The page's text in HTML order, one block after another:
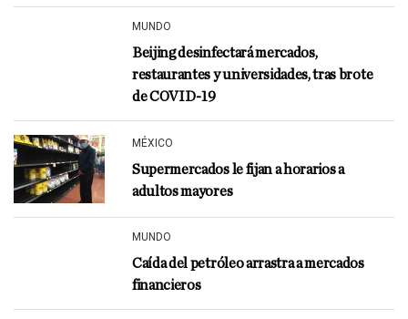
MUNDO
Beijing desinfectará mercados,
restaurantes y universidades, tras brote
de COVID-19
MÉXICO
Supermercados le fijan a horarios a
adultos mayores
MUNDO
Caída del petróleo arrastra a mercados
financieros